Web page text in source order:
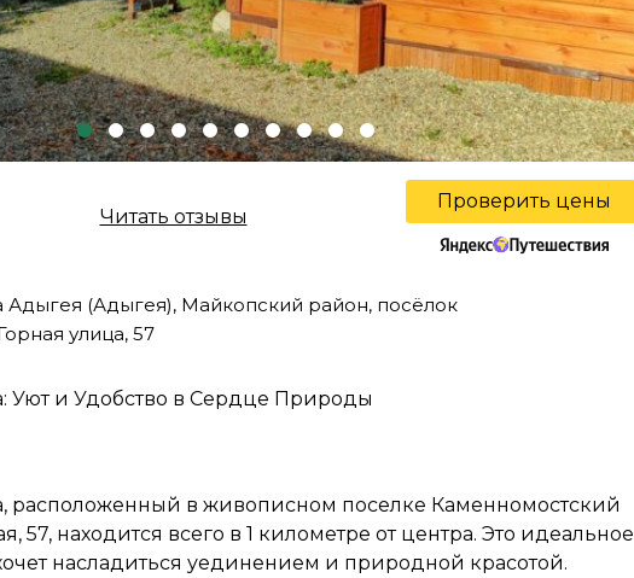
Читать отзывы
Проверить цены
Адыгея (Адыгея), Майкопский район, посёлок
улица, 57
Уют и Удобство в Сердце Природы
расположенный в живописном поселке Каменномостский
57, находится всего в 1 километре от центра. Это идеальное
насладиться уединением и природной красотой.